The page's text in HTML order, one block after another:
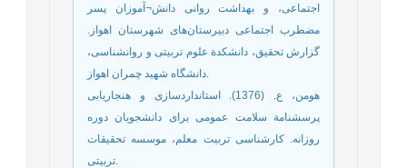
اجتماعی، و بهداشت روانی دانش¬آموزان پسر
مضطرب اجتماعی دبیرستان‌های شهرستان اهواز.
گزارش تحقیق، دانشکدة علوم‌ تربیتی و روانشناسی،
دانشگاه شهید چمران اهواز.
هومن، ع. (1376). استانداردسازی و هنجاریابی
پرسشنامة سلامت عمومی برای دانشجویان دوره
روزانه. کارشناسی تربیت معلم، موسسه تحقیقات
تربیتی.